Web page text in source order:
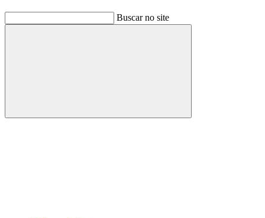
Buscar no site
Buscar